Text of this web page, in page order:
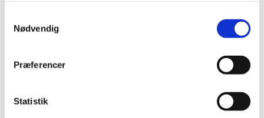
Nødvendig
Præferencer
Statistik
2007 (3)
2005 (2)